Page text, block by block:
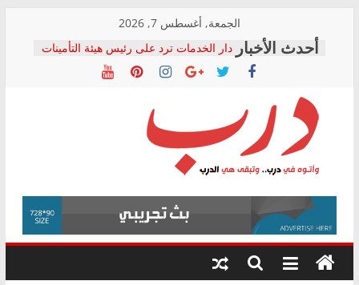
content
الجمعة, أغسطس 7, 2026
دار الخدمات ترد على رئيس هيئة التأمينات
بعد مؤتمره الصحفي: إنكار الأزمة لا ينهي
معاناة أصحاب المعاشات.. ونطالب بكشف
فرحات سليمان يكتب: القطاع الصحي إلى
أين؟
حزب التحالف الشعبي يطلق لجنة “الحق
في الصحة” بالإسكندرية لرصد الانتهاكات
ودعم المرضى
الوزاري لمدينة الصحفيين.. وانتهاء أعمال
إنشاء المبنى الإداري
المجلس القومي لحقوق الإنسان يعلن
متابعة قضية الدكتور محمد زهران.. ويؤكد:
قرينة البراءة وضمانات المحاكمة العادلة
درب
وأتوه
درب..
وتبقى
هي